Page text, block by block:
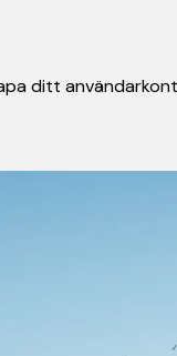
ditt